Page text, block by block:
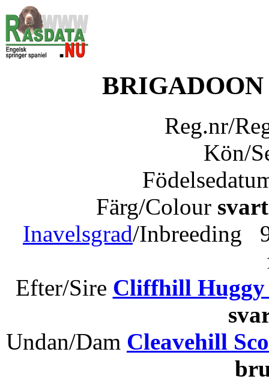
Reg.nr/
Kön/
Färg/Colour
Inavelsgrad/Inbreeding
Efter/Sire Cliffhill Huggy
Undan/Dam Cleavehill